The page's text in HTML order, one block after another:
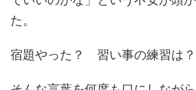
た。
宿題やった？ 習い事の練習は